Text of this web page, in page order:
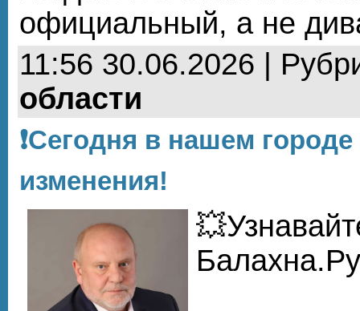
официальный, а не
11:56 30.06.2026 |
области
❗Сегодня в нашем
изменения!
Балахна.Ру